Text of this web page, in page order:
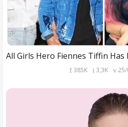
All Girls Hero Fiennes Tiffin Has
385K 3,3K 25/